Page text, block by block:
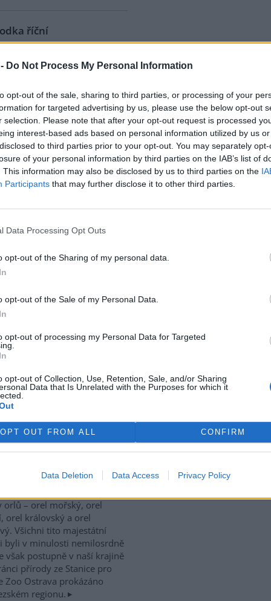
Do Not Process My Personal Information
opt-out of the sale, sharing to third parties, or processing of your
for targeted advertising by us, please use the below opt-out
selection. Please note that after your opt-out request is processed
interest-based ads based on personal information utilized by us
to third parties prior to your opt-out. You may separately
of your personal information by third parties on the IAB’s list of
This information may also be disclosed by us to third parties on the
Participants that may further disclose it to other third parties.
Data Processing Opt Outs
opt-out of the Sharing of my personal data.
opt-out of the Sale of my Personal Data.
opt-out of processing my Personal Data for Targeted
opt-out of Collection, Use, Retention, Sale, and/or Sharing
Data that Is Unrelated with the Purposes for which it
OPT OUT FROM ALL CONFIRM
Data Deletion Data Access Privacy Policy
říční
1
zná mořské perly jako
lesknoucí se kuličky různých
vodách na našem území se
dob vyskytuje skutečná
Jedná se o perlorodku říční
velmi vzácného
V minulosti byla cíleně
a ačkoliv se jí dostalo ve
vymírá a z našich vod tak
perlorodky jsou totiž
anorganického
který se nachází v
charakteristiky se v našich
a tím existenční problémy
s přirozenou pastvou
poníci
Čechy se staly prvním
v České republice, kde se
odborníků z řad
pastvou v nížinném
pasou v hradecké lokalitě
hektarů lesa.
kraji znovu
orlů – orel mořský, orel
orel královský a orel
Všichni tito majestátní
byli v minulosti nemilosrdně
však postupně v naší krajině
přírody ze Stanice pro
Zoo Ostrava prokázáno
regionu.